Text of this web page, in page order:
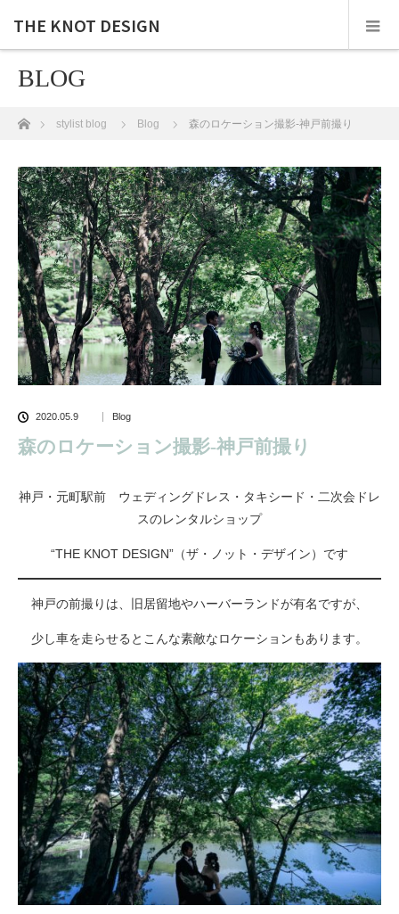
THE KNOT DESIGN
BLOG
ホームstylist blog Blog 森のロケーション撮影-神戸前撮り
2020.05.9 Blog
森のロケーション撮影-神戸前撮り
神戸・元町駅前 ウェディングドレス・タキシード・二次会ドレ
スのレンタルショップ
“THE KNOT DESIGN”（ザ・ノット・デザイン）です
神戸の前撮りは、旧居留地やハーバーランドが有名ですが、
少し車を走らせるとこんな素敵なロケーションもあります。